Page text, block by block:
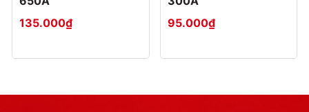
135.000₫
95.000₫